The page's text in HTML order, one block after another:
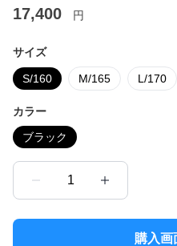
17,400 円
サイズ
S/160 M/165 L/170
カラー
ブラック
1
購入画